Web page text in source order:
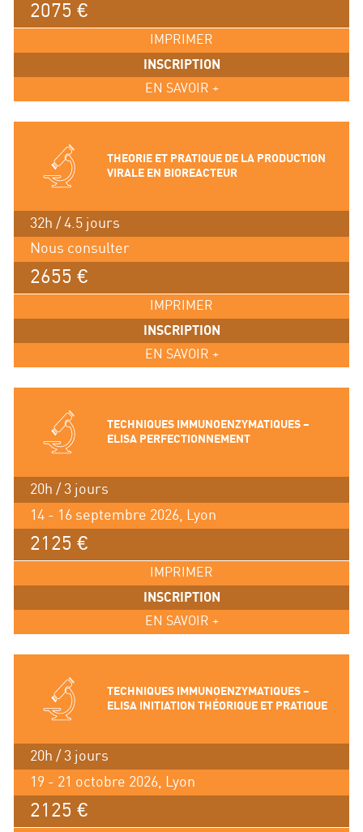
2075 €
IMPRIMER
INSCRIPTION
EN SAVOIR +
THEORIE ET PRATIQUE DE LA PRODUCTION
VIRALE EN BIOREACTEUR
32h / 4.5 jours
Nous consulter
2655 €
IMPRIMER
INSCRIPTION
EN SAVOIR +
TECHNIQUES IMMUNOENZYMATIQUES –
ELISA PERFECTIONNEMENT
20h / 3 jours
14 - 16 septembre 2026, Lyon
2125 €
IMPRIMER
INSCRIPTION
EN SAVOIR +
TECHNIQUES IMMUNOENZYMATIQUES –
ELISA INITIATION THÉORIQUE ET PRATIQUE
20h / 3 jours
19 - 21 octobre 2026, Lyon
2125 €